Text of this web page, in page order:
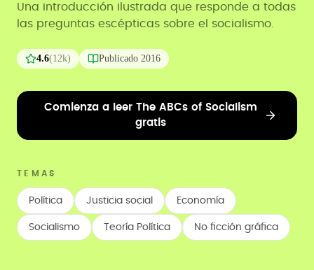
Una introducción ilustrada que responde a todas
las preguntas escépticas sobre el socialismo.
4.6(12k) Publicado 2016
Comienza a leer The ABCs of Socialism
gratis
TEMAS
Política Justicia social Economía
Socialismo Teoría Política No ficción gráfica